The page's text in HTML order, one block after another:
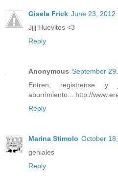
Gisela Frick June 23, 2012
Jjjj Huevitos <3
Reply
Anonymous September
Entren, registrense y
aburrimiento... http://
Reply
Marina Stimolo October
geniales
Reply